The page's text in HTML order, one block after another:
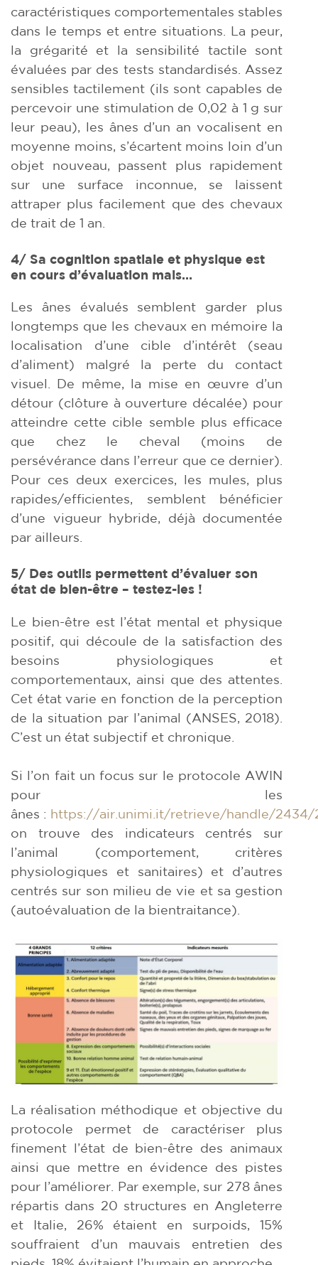
caractéristiques comportementales stables
dans le temps et entre situations. La peur,
la grégarité et la sensibilité tactile sont
évaluées par des tests standardisés. Assez
sensibles tactilement (ils sont capables de
percevoir une stimulation de 0,02 à 1 g sur
leur peau), les ânes d’un an vocalisent en
moyenne moins, s’écartent moins loin d’un
objet nouveau, passent plus rapidement
sur une surface inconnue, se laissent
attraper plus facilement que des chevaux
de trait de 1 an.
4/ Sa cognition spatiale et physique est
en cours d’évaluation mais…
Les ânes évalués semblent garder plus
longtemps que les chevaux en mémoire la
localisation d’une cible d’intérêt (seau
d’aliment) malgré la perte du contact
visuel. De même, la mise en œuvre d’un
détour (clôture à ouverture décalée) pour
atteindre cette cible semble plus efficace
que chez le cheval (moins de
persévérance dans l’erreur que ce dernier).
Pour ces deux exercices, les mules, plus
rapides/efficientes, semblent bénéficier
d’une vigueur hybride, déjà documentée
par ailleurs.
5/ Des outils permettent d’évaluer son
état de bien-être – testez-les !
Le bien-être est l’état mental et physique
positif, qui découle de la satisfaction des
besoins physiologiques et
comportementaux, ainsi que des attentes.
Cet état varie en fonction de la perception
de la situation par l’animal (ANSES, 2018).
C’est un état subjectif et chronique.
Si l’on fait un focus sur le protocole AWIN
pour les
ânes : https://air.unimi.it/retrieve/handle/
on trouve des indicateurs centrés sur
l’animal (comportement, critères
physiologiques et sanitaires) et d’autres
centrés sur son milieu de vie et sa gestion
(autoévaluation de la bientraitance).
La réalisation méthodique et objective du
protocole permet de caractériser plus
finement l’état de bien-être des animaux
ainsi que mettre en évidence des pistes
pour l’améliorer. Par exemple, sur 278 ânes
répartis dans 20 structures en Angleterre
et Italie, 26% étaient en surpoids, 15%
souffraient d’un mauvais entretien des